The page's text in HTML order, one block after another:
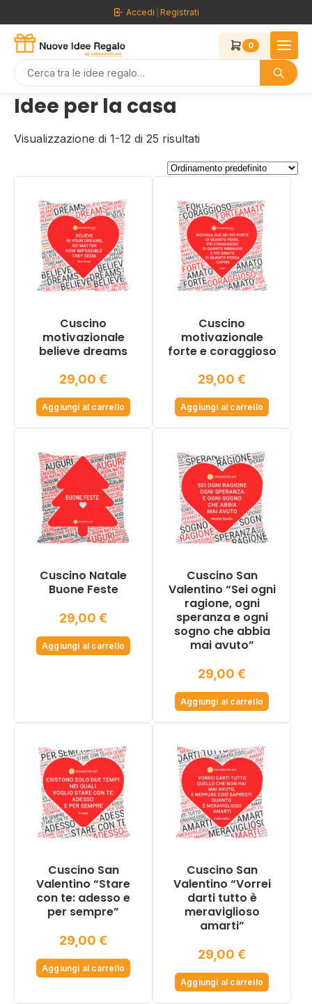
al
contenuto
Accedi Registrati
0
Idee per la casa
Visualizzazione di 1-12 di 25 risultati
Cuscino
motivazionale
believe dreams
29,00 €
Aggiungi al carrello
Cuscino
motivazionale
forte e coraggioso
29,00 €
Aggiungi al carrello
Cuscino Natale
Buone Feste
29,00 €
Aggiungi al carrello
Cuscino San
Valentino “Sei ogni
ragione, ogni
speranza e ogni
sogno che abbia
mai avuto”
29,00 €
Aggiungi al carrello
Cuscino San
Valentino “Stare
con te: adesso e
per sempre”
29,00 €
Aggiungi al carrello
Cuscino San
Valentino “Vorrei
darti tutto è
meraviglioso
amarti”
29,00 €
Aggiungi al carrello